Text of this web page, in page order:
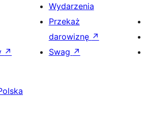
↗
Wydarzenia
Przekaż
darowiznę ↗
Swag ↗